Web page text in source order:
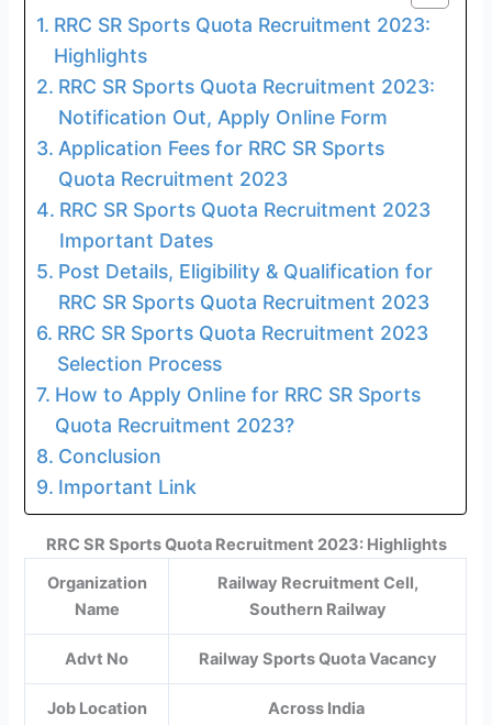
RRC SR Sports Quota Recruitment 2023:
Highlights
RRC SR Sports Quota Recruitment 2023:
Notification Out, Apply Online Form
Application Fees for RRC SR Sports
Quota Recruitment 2023
RRC SR Sports Quota Recruitment 2023
Important Dates
Post Details, Eligibility & Qualification for
RRC SR Sports Quota Recruitment 2023
RRC SR Sports Quota Recruitment 2023
Selection Process
How to Apply Online for RRC SR Sports
Quota Recruitment 2023?
Conclusion
Important Link
RRC SR Sports Quota Recruitment 2023: Highlights
Organization
Name
Railway Recruitment Cell,
Southern Railway
Advt No Railway Sports Quota Vacancy
Job Location Across India